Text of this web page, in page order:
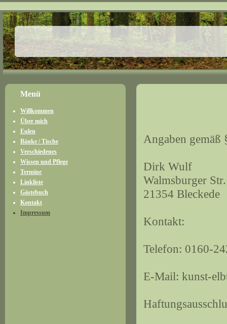
Menü
Willkommen
Über mich
Eulen
Bänke / Tische
Verschiedenes
Wissen und Pflege
Termine
Linkliste
Gästebuch
Kontakt
Impressum
Angaben gemäß
Dirk Wulf
Walmsburger
21354 Bleckede
Kontakt:
Telefon: 0160-
E-Mail: kunst-